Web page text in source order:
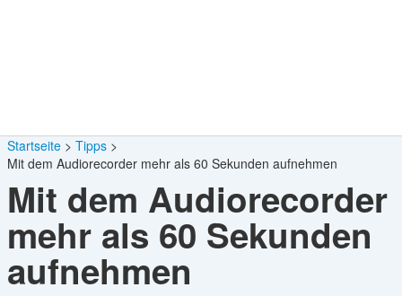
Startseite
Tipps
Mit dem Audiorecorder mehr als 60 Sekunden aufnehmen
Mit dem Audiorecorder
mehr als 60 Sekunden
aufnehmen